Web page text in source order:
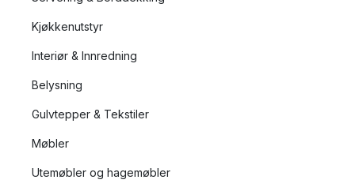
Kjøkkenutstyr
Interiør & Innredning
Belysning
Gulvtepper & Tekstiler
Møbler
Utemøbler og hagemøbler